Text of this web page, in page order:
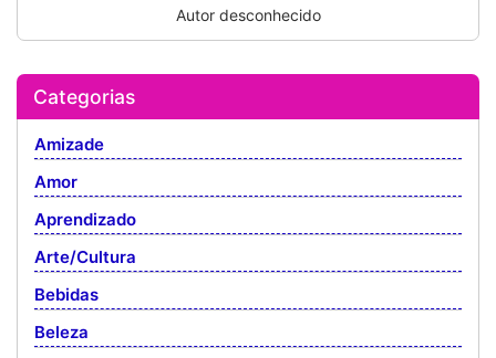
Autor desconhecido
Categorias
Amizade
Amor
Aprendizado
Arte/Cultura
Bebidas
Beleza